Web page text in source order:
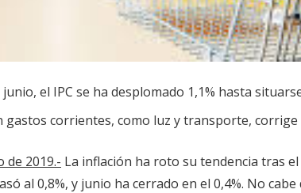
el IPC se ha desplomado 1,1% hasta
gastos corrientes, como luz y transporte,
de 2019.- La inflación ha roto su tendencia tras
al 0,8%, y junio ha cerrado en el 0,4%. No